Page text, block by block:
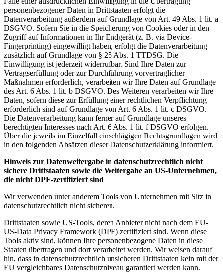
personenbezogener Daten in Drittstaaten erfolgt die
Datenverarbeitung außerdem auf Grundlage von Art. 49 Abs. 1 lit. a
DSGVO. Sofern Sie in die Speicherung von Cookies oder in den
Zugriff auf Informationen in Ihr Endgerät (z. B. via Device-
Fingerprinting) eingewilligt haben, erfolgt die Datenverarbeitung
zusätzlich auf Grundlage von § 25 Abs. 1 TTDSG. Die
Einwilligung ist jederzeit widerrufbar. Sind Ihre Daten zur
Vertragserfüllung oder zur Durchführung vorvertraglicher
Maßnahmen erforderlich, verarbeiten wir Ihre Daten auf Grundlage
des Art. 6 Abs. 1 lit. b DSGVO. Des Weiteren verarbeiten wir Ihre
Daten, sofern diese zur Erfüllung einer rechtlichen Verpflichtung
erforderlich sind auf Grundlage von Art. 6 Abs. 1 lit. c DSGVO.
Die Datenverarbeitung kann ferner auf Grundlage unseres
berechtigten Interesses nach Art. 6 Abs. 1 lit. f DSGVO erfolgen.
Über die jeweils im Einzelfall einschlägigen Rechtsgrundlagen wird
in den folgenden Absätzen dieser Datenschutzerklärung informiert.
Hinweis zur Datenweitergabe in datenschutzrechtlich nicht
sichere Drittstaaten sowie die Weitergabe an US-Unternehmen,
die nicht DPF-zertifiziert sind
Wir verwenden unter anderem Tools von Unternehmen mit Sitz in
datenschutzrechtlich nicht sicheren.
Drittstaaten sowie US-Tools, deren Anbieter nicht nach dem EU-
US-Data Privacy Framework (DPF) zertifiziert sind. Wenn diese
Tools aktiv sind, können Ihre personenbezogene Daten in diese
Staaten übertragen und dort verarbeitet werden. Wir weisen darauf
hin, dass in datenschutzrechtlich unsicheren Drittstaaten kein mit der
EU vergleichbares Datenschutzniveau garantiert werden kann.